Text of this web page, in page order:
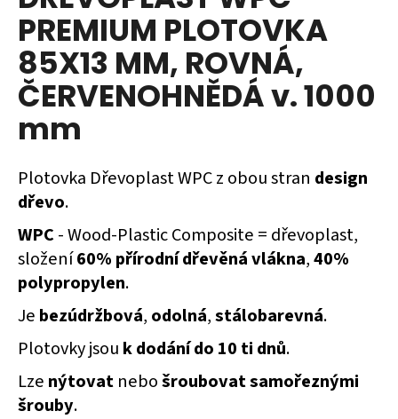
0,0
5
hvězdiček.
PREMIUM PLOTOVKA
85X13 MM, ROVNÁ,
ČERVENOHNĚDÁ v. 1000
mm
Plotovka Dřevoplast WPC z obou stran design
dřevo.
WPC - Wood-Plastic Composite = dřevoplast,
složení60% přírodní dřevěná vlákna,40%
polypropylen.
Je bezúdržbová, odolná,stálobarevná.
Plotovky jsou k dodání do 10 ti dnů.
Lze nýtovat nebošroubovat samořeznými
šrouby.
a
j
í
t
?
D
p
o
r
u
č